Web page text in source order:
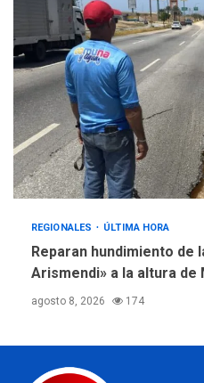
REGIONALES ÚLTIMA HORA
Reparan hundimiento de
Arismendi» a la altura de
agosto 8, 2026 174